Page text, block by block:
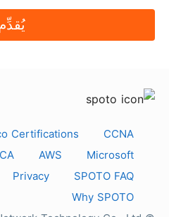
Certifications
CCNA
AWS
Microsoft
Privacy
SPOTO FAQ
Why SPOTO